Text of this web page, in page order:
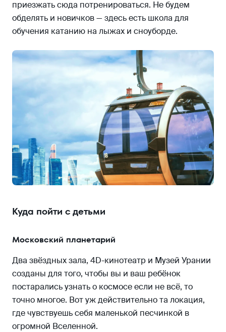
приезжать сюда потренироваться. Не будем
обделять и новичков — здесь есть школа для
обучения катанию на лыжах и сноуборде.
Куда пойти с детьми
Московский планетарий
Два звёздных зала, 4D-кинотеатр и Музей Урании
созданы для того, чтобы вы и ваш ребёнок
постарались узнать о космосе если не всё, то
точно многое. Вот уж действительно та локация,
где чувствуешь себя маленькой песчинкой в
огромной Вселенной.